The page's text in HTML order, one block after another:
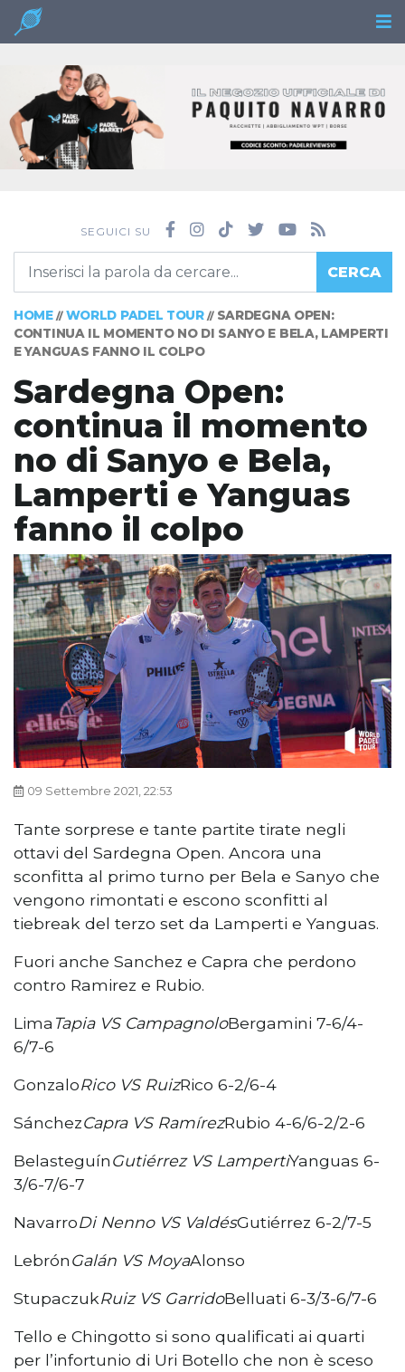
SEGUICI SU
CERCA
HOME// WORLD PADEL TOUR// SARDEGNA OPEN:
CONTINUA IL MOMENTO NO DI SANYO E BELA, LAMPERTI
E YANGUAS FANNO IL COLPO
Sardegna Open:
continua il momento
no di Sanyo e Bela,
Lamperti e Yanguas
fanno il colpo
09 Settembre 2021, 22:53
Tante sorprese e tante partite tirate negli
ottavi del Sardegna Open. Ancora una
sconfitta al primo turno per Bela e Sanyo che
vengono rimontati e escono sconfitti al
tiebreak del terzo set da Lamperti e Yanguas.
Fuori anche Sanchez e Capra che perdono
contro Ramirez e Rubio.
Lima Tapia VS CampagnoloBergamini 7-6/4-
6/7-6
GonzaloRico VS RuizRico 6-2/6-4
SánchezCapra VS RamírezRubio 4-6/6-2/2-6
BelasteguínGutiérrez VS LampertiYanguas 6-
3/6-7/6-7
NavarroDi Nenno VS ValdésGutiérrez 6-2/7-5
LebrónGalán VS MoyaAlonso
StupaczukRuiz VS GarridoBelluati 6-3/3-6/7-6
Tello e Chingotto si sono qualificati ai quarti
per l’infortunio di Uri Botello che non è sceso